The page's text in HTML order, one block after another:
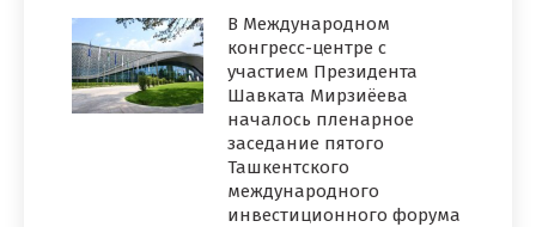
В Международном
конгресс-центре с
участием Президента
Шавката Мирзиёева
началось пленарное
заседание пятого
Ташкентского
международного
инвестиционного форума